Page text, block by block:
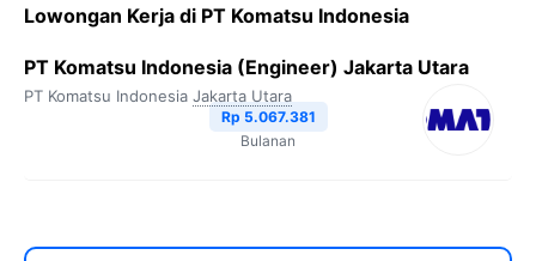
Lowongan Kerja di PT Komatsu Indonesia
PT Komatsu Indonesia (Engineer) Jakarta Utara
PT Komatsu Indonesia Jakarta Utara
Rp 5.067.381
Bulanan